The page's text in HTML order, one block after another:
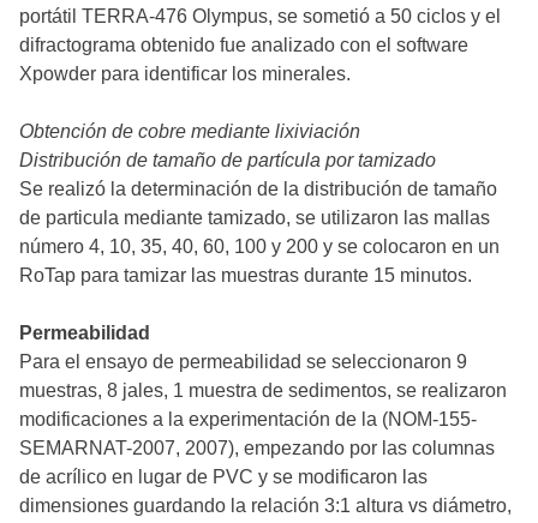
portátil TERRA-476 Olympus, se sometió a 50 ciclos y el
difractograma obtenido fue analizado con el software
Xpowder para identificar los minerales.
Obtención de cobre mediante lixiviación
Distribución de tamaño de partícula por tamizado
Se realizó la determinación de la distribución de tamaño
de particula mediante tamizado, se utilizaron las mallas
número 4, 10, 35, 40, 60, 100 y 200 y se colocaron en un
RoTap para tamizar las muestras durante 15 minutos.
Permeabilidad
Para el ensayo de permeabilidad se seleccionaron 9
muestras, 8 jales, 1 muestra de sedimentos, se realizaron
modificaciones a la experimentación de la (NOM-155-
SEMARNAT-2007, 2007), empezando por las columnas
de acrílico en lugar de PVC y se modificaron las
dimensiones guardando la relación 3:1 altura vs diámetro,